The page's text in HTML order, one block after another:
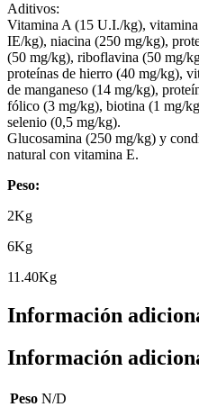
Aditivos:
Vitamina A (15 U.I./kg),
IE/kg), niacina (250 mg/kg),
(50 mg/kg), riboflavina (50 mg/
proteínas de hierro (40 mg/kg),
de manganeso (14 mg/kg),
fólico (3 mg/kg), biotina (1 mg/
selenio (0,5 mg/kg).
Glucosamina (250 mg/kg) y
natural con vitamina E.
Peso:
2Kg
6Kg
11.40Kg
Información
Información
Peso N/D